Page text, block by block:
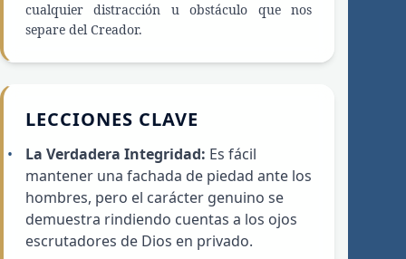
cualquier distracción u obstáculo que nos
separe del Creador.
LECCIONES CLAVE
La Verdadera Integridad: Es fácil
mantener una fachada de piedad ante los
hombres, pero el carácter genuino se
demuestra rindiendo cuentas a los ojos
escrutadores de Dios en privado.